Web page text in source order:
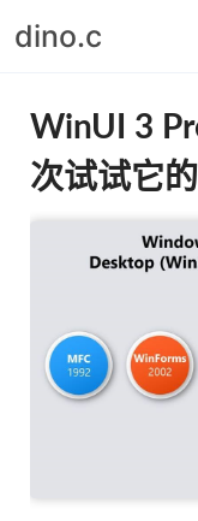
dino.c
WinUI 3
次试试它